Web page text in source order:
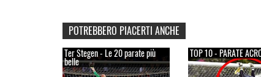
POTREBBERO PIACERTI ANCHE
Ter Stegen - Le 20 parate più
belle
TOP 10 - PARATE